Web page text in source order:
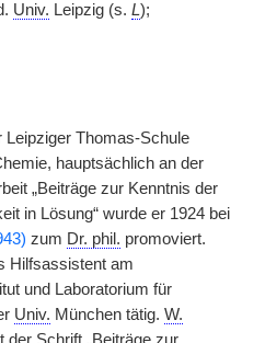
Univ. Leipzig (s. L);
Leipziger Thomas-Schule
hauptsächlich an der
„Beiträge zur Kenntnis der
in Lösung“ wurde er 1924 bei
zum Dr. phil. promoviert.
Hilfsassistent am
und Laboratorium für
Univ. München tätig. W.